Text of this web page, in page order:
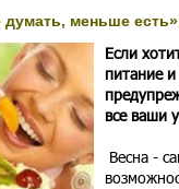
меньше
Если
питание
все ваши
Весна -